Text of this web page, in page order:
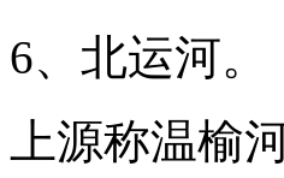
6、北运河。
上源称温榆